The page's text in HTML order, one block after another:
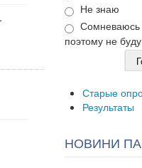
Не знаю
Сомневаюсь
поэтому не
Старые
Результаты
НОВИНИ